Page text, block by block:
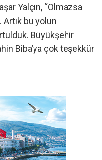
Yalçın, “Olmazsa
Artık bu yolun
Büyükşehir
Biba’ya çok teşekkür